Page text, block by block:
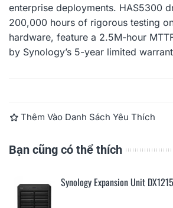
enterprise deployments. HAS5300
200,000 hours of rigorous testing
hardware, feature a 2.5M-hour
by Synology’s 5-year limited
Thêm Vào Danh Sách Yêu Thích
Bạn cũng có thể thích
Synology Expansion Unit DX1215